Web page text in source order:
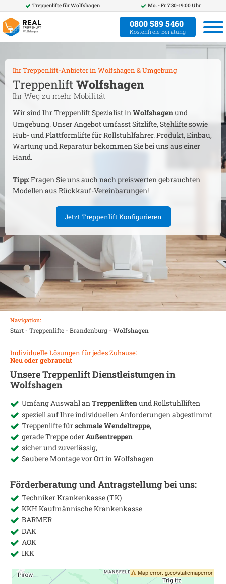
Treppenlifte fürWolfshagen Mo. - Fr. 7:30-19:00 Uhr
0800 589 5460
Kostenfreie Beratung
Ihr Treppenlift-Anbieter in Wolfshagen & Umgebung
Treppenlift Wolfshagen
Ihr Weg zu mehr Mobilität
Wir sind Ihr Treppenlift Spezialist inWolfshagenund
Umgebung. Unser Angebot umfasst Sitzlifte, Stehlifte sowie
Hub- und Plattformlifte für Rollstuhlfahrer. Produkt, Einbau,
Wartung und Reparatur bekommen Sie bei uns aus einer
Hand.
Tipp:Fragen Sie uns auch nach preiswerten gebrauchten
Modellen aus Rückkauf-Vereinbarungen!
Jetzt Treppenlift Konfigurieren
Navigation:
Start- Treppenlifte- Brandenburg- Wolfshagen
Individuelle Lösungen für jedes Zuhause:
Neu oder gebraucht
Unsere Treppenlift Dienstleistungen in
Wolfshagen
Umfang Auswahl anTreppenliftenund Rollstuhlliften
speziell auf Ihre individuellen Anforderungen abgestimmt
Treppenlifte fürschmale Wendeltreppe,
gerade Treppe oderAußentreppen
sicher und zuverlässig,
Saubere Montage vor Ort inWolfshagen
Förderberatung und Antragstellung bei uns:
Techniker Krankenkasse (TK)
KKH Kaufmännische Krankenkasse
BARMER
DAK
AOK
IKK